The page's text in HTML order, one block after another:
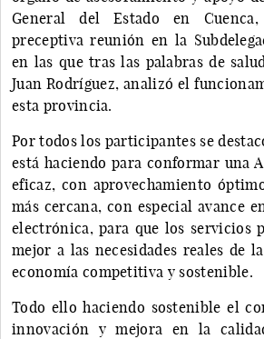
General del Estado en
preceptiva reunión en la
en las que tras las palabras de
Juan Rodríguez, analizó el
esta provincia.
Por todos los participantes se
está haciendo para conformar una
eficaz, con aprovechamiento
más cercana, con especial avance
electrónica, para que los servicios
mejor a las necesidades reales de
economía competitiva y sostenible.
Todo ello haciendo sostenible el
innovación y mejora en la